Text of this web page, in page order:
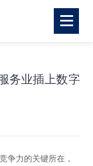
务业插上数字
争力的关键所在，